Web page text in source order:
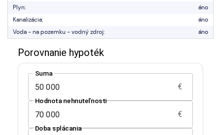
Plyn:
áno
Kanalizácia:
áno
Voda - na pozemku - vodný zdroj:
áno